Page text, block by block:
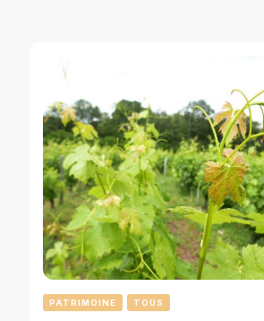
PATRIMOINE TOUS